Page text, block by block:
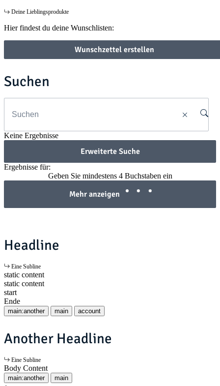
Deine Lieblingsprodukte
Hier findest du deine Wunschlisten:
Wunschzettel erstellen
Suchen
Keine Ergebnisse
Erweiterte Suche
Ergebnisse für:
Geben Sie mindestens 4 Buchstaben ein
Mehr anzeigen
Headline
Eine Subline
static content
static content
start
Ende
main:another main account
Another Headline
Eine Subline
Body Content
main:another main